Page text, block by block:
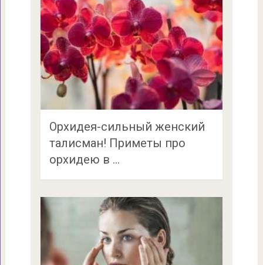
Орхидея-сильный женский
талисман! Приметы про
орхидею в …